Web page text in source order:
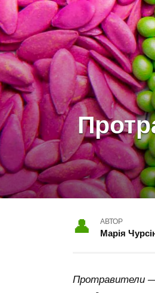
АВТОР
Марія
Протравители